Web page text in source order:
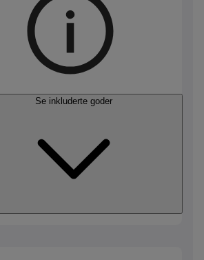
Se inkluderte goder